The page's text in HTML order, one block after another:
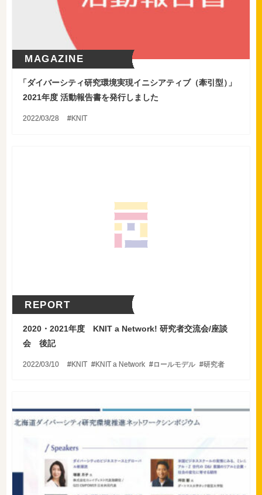
MAGAZINE
「ダイバーシティ研究環境実現イニシアティブ（牽引型） 」
2021年度 活動報告書を発行しました
2022/03/28 KNIT
REPORT
2020・2021年度 KNIT a Network! 研究者交流会/座談
会 後記
2022/03/10 KNIT KNIT a Network ロールモデル 研究者